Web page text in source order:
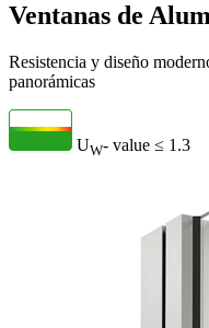
Ventanas de
Resistencia y diseño
panorámicas
UW- value ≤ 1.3